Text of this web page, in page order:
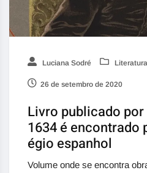
Luciana Sodré Literatura
26 de setembro de 2020
Livro publicado
1634 é encontrado
égio espanhol
Volume onde se encontra